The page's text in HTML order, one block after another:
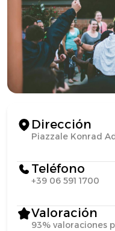
Dirección
Piazzale Konrad
Teléfono
+39 06 591 1700
Valoración
93% valoraciones